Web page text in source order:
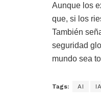
Aunque los
que, si los
También
seguridad
mundo sea
Tags: AI IA